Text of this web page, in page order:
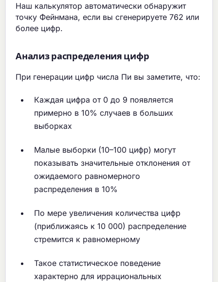
Наш калькулятор автоматически обнаружит
точку Фейнмана, если вы сгенерируете 762 или
более цифр.
Анализ распределения цифр
При генерации цифр числа Пи вы заметите, что:
Каждая цифра от 0 до 9 появляется
примерно в 10% случаев в больших
выборках
Малые выборки (10–100 цифр) могут
показывать значительные отклонения от
ожидаемого равномерного
распределения в 10%
По мере увеличения количества цифр
(приближаясь к 10 000) распределение
стремится к равномерному
Такое статистическое поведение
характерно для иррациональных